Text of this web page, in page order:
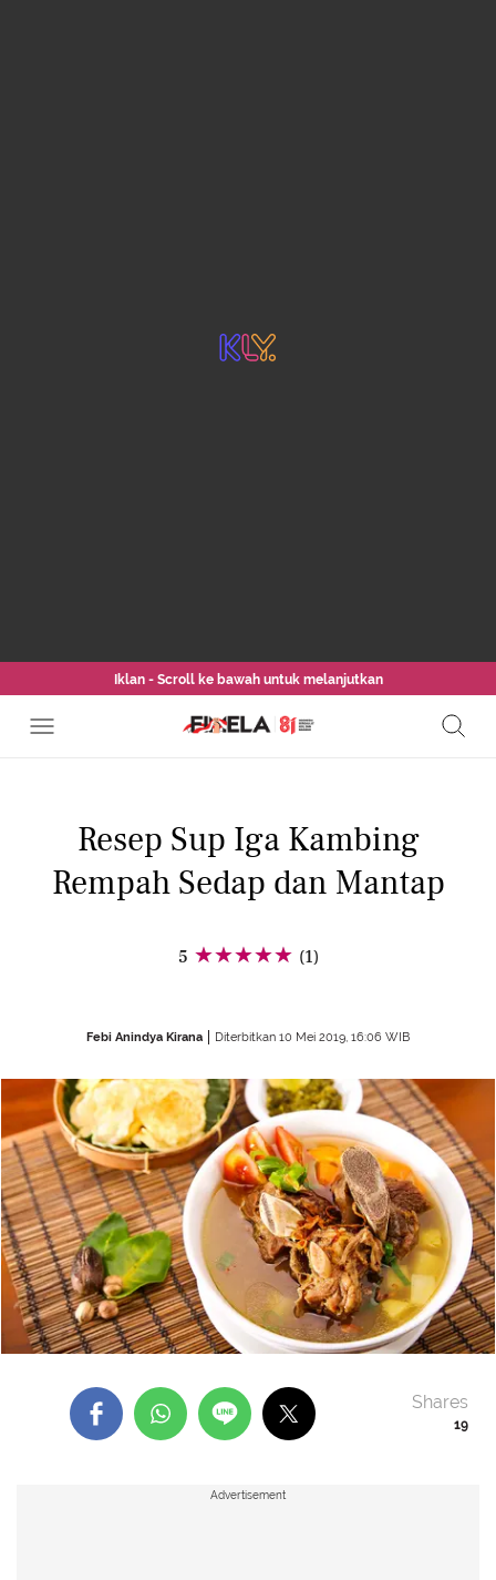
Iklan - Scroll ke bawah untuk melanjutkan
Resep Sup Iga Kambing
Rempah Sedap dan Mantap
5 (1)
Febi Anindya Kirana Diterbitkan 10 Mei 2019, 16:06 WIB
19
Shares